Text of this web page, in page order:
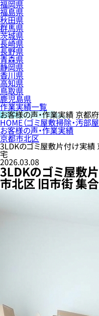
福岡県
福島県
秋田県
群馬県
茨城県
長崎県
長野県
青森県
静岡県
香川県
高知県
鳥取県
鹿児島県
作業実績一覧
お客様の声・作業実績 京都
HOME（ゴミ屋敷掃除・汚部
お客様の声・作業実績
京都市北区
3LDKのゴミ屋敷片付け実
宅
2026.03.08
3LDKのゴミ屋敷
市北区 旧市街 集